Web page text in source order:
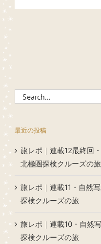
Search
for:
最近の投稿
旅レポ｜連載12最終回
北極圏探検クルーズの旅
旅レポ｜連載11・自然
探検クルーズの旅
旅レポ｜連載10・自然
探検クルーズの旅